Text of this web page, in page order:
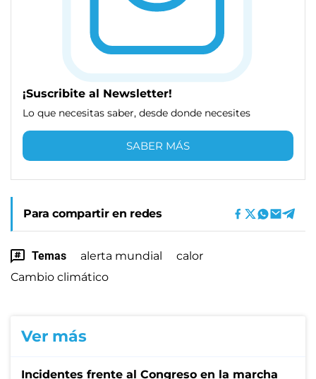
¡Suscribite al Newsletter!
Lo que necesitas saber, desde donde necesites
SABER MÁS
Para compartir en redes
Temas alerta mundial
calor
Cambio climático
Ver más
Incidentes frente al Congreso en la marcha